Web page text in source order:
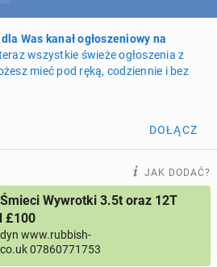
Moje ogłoszenia
i cennik ogłoszeń
ogłoszenia online
293 profile online
165
Was kanał ogłoszeniowy na
wszystkie świeże ogłoszenia z
mieć pod ręką, codziennie i bez
DOŁĄCZ
JAK DODAĆ?
Wywrotki 3.5t oraz 12T
£100
www.rubbish-
07860771753